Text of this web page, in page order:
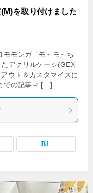
を取り付けました
モモンガ「モ～モ～ち
アクリルケージ(GEX
ウト＆カスタマイズに
での記事⇒ […]